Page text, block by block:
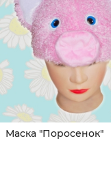
Маска "Поросенок"